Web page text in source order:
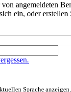
angemeldeten
ein, oder erstellen
Sprache anzeigen.